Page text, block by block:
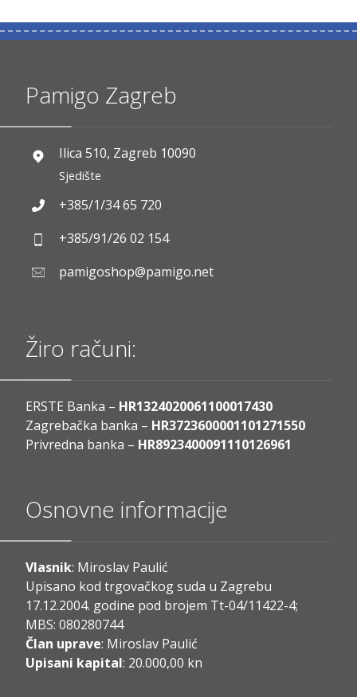
Pamigo Zagreb
Ilica 510, Zagreb 10090
Sjedište
+385/1/34 65 720
+385/91/26 02 154
pamigoshop@pamigo.net
Žiro računi:
ERSTE Banka – HR1324020061100017430
Zagrebačka banka – HR3723600001101271550
Privredna banka – HR8923400091110126961
Osnovne informacije
Vlasnik: Miroslav Paulić
Upisano kod trgovačkog suda u Zagrebu
17.12.2004. godine pod brojem Tt-04/11422-4;
MBS: 080280744
Član uprave: Miroslav Paulić
Upisani kapital: 20.000,00 kn